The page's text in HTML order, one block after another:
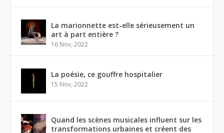
La marionnette est-elle sérieusement un
art à part entière ?
16 Nov, 2022
La poésie, ce gouffre hospitalier
15 Nov, 2022
Quand les scènes musicales influent sur les
transformations urbaines et créent des